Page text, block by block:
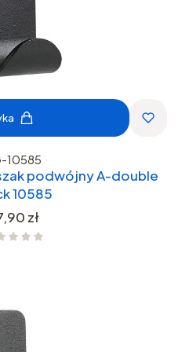
10585
podwójny A-double
10585
zł